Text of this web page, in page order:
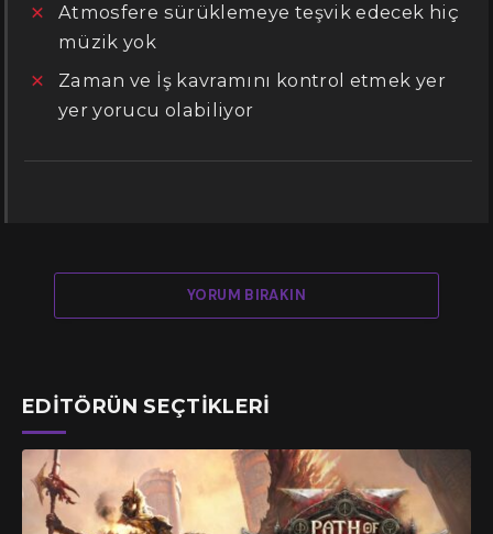
Atmosfere sürüklemeye teşvik edecek hiç
müzik yok
Zaman ve İş kavramını kontrol etmek yer
yer yorucu olabiliyor
YORUM BIRAKIN
EDITÖRÜN SEÇTIKLERI